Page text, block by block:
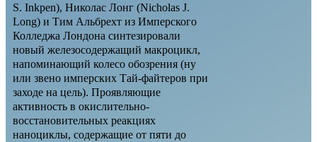
S. Inkpen), Николас Лонг (Nicholas J.
Long) и Тим Альбрехт из Имперского
Колледжа Лондона синтезировали
новый железосодержащий макроцикл,
напоминающий колесо обозрения (ну
или звено имперских Тай-файтеров при
заходе на цель). Проявляющие
активность в окислительно-
восстановительных реакциях
наноциклы, содержащие от пяти до